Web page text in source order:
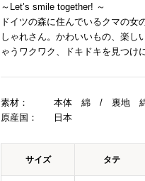
～Let’s smile together! ～
ドイツの森に住んでいるクマの女
しゃれさん。かわいいもの、楽し
ゃうワクワク、ドキドキを見つけ
素材：
本体 綿 / 裏地
原産国：
日本
サイズ タテ